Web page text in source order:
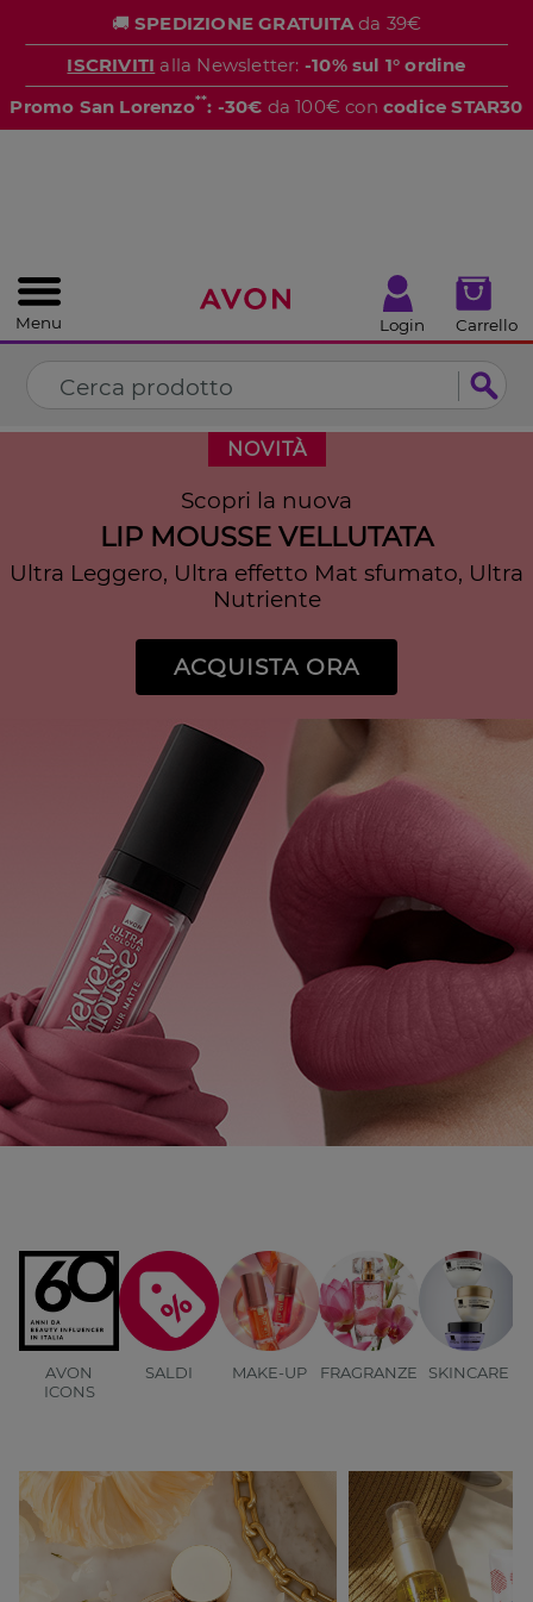
🚚 SPEDIZIONE GRATUITAda 39€
ISCRIVITI alla Newsletter: -10% sul 1° ordine
Promo San Lorenzo**: -30€ da 100€ con codice STAR30
Menu Login Carrello
NOVITÀ
Scopri la nuova
LIP MOUSSE VELLUTATA
Ultra Leggero, Ultra effetto Mat sfumato, Ultra
Nutriente
ACQUISTA ORA
AVON
ICONS
SALDI MAKE-UP FRAGRANZE SKINCARE
CHIUDI